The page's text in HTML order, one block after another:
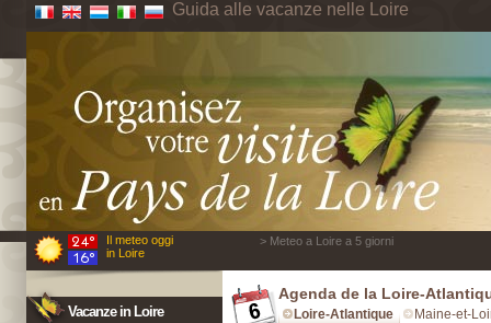
Guida alle vacanze nelle Loire
Il meteo oggi
in Loire
> Meteo a Loire a 5 giorni
Vacanze in Loire
Agenda de la Loire-
Loire-Atlantique Maine-et-